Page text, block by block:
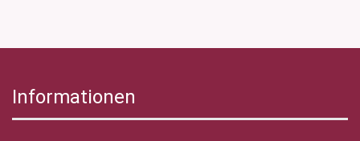
Informationen